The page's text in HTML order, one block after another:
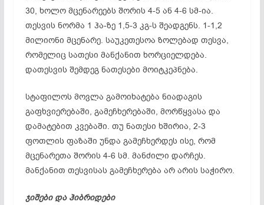
30, ხოლო მცენარეებს შორის 4-5 ან 4-6 სმ-ია.
თესვის ნორმა 1 ჰა-ზე 1,5-3 კგ-ს შეადგენს. 1-1,2
მილიონი მცენარე. საუკეთესოა ზოლებად თესვა,
რომელიც სათესი მანქანით ხორციელდება.
დათესვის შემდეგ ნათესები მოიტკეპნება.
სტაფილოს მოვლა გამოიხატება ნიადაგის
გაფხვიერებაში, გამეჩხერებაში, მორწყვასა და
დამატებით კვებაში. თუ ნათესი ხშირია, 2-3
ფოთლის ფაზაში უნდა გამეჩხერდეს ისე, რომ
მცენარეთა შორის 4-6 სმ. მანძილი დარჩეს.
მანქანით თესვისას გამეჩხერება არ არის საჭირო.
ჯიშები და ჰიბრიდები